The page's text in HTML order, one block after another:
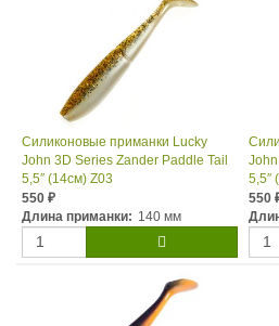
Силиконовые приманки Lucky
John 3D Series Zander Paddle Tail
5,5″ (14см) Z03
550 ₽
Длина приманки: 140 мм
5,5″
550